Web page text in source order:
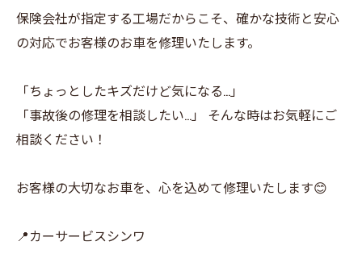
保険会社が指定する工場だからこそ、確かな技術と安心
の対応でお客様のお車を修理いたします。
「ちょっとしたキズだけど気になる…」
「事故後の修理を相談したい…」 そんな時はお気軽にご
相談ください！
お客様の大切なお車を、心を込めて修理いたします😊
📍カーサービスシンワ